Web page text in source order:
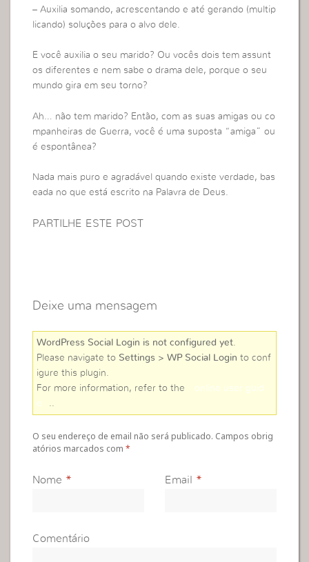
– Auxilia somando, acrescentando e até gerando (multip
licando) soluções para o alvo dele.
E você auxilia o seu marido? Ou vocês dois tem assunt
os diferentes e nem sabe o drama dele, porque o seu
mundo gira em seu torno?
Ah… não tem marido? Então, com as suas amigas ou co
mpanheiras de Guerra, você é uma suposta “amiga” ou
é espontânea?
Nada mais puro e agradável quando existe verdade, bas
eada no que está escrito na Palavra de Deus.
PARTILHE ESTE POST
Deixe uma mensagem
WordPress Social Login is not configured yet
Please navigate to Settings > WP Social Login to conf
igure this plugin.
For more information, refer to the
online user guid
e
O seu endereço de email não será publicado. Campos obrig
atórios marcados com*
Nome * Email *
Comentário